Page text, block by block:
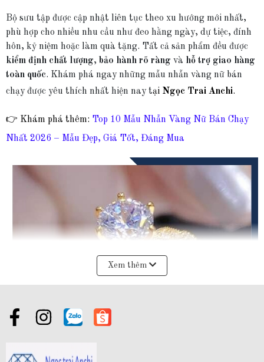
Bộ sưu tập được cập nhật liên tục theo xu hướng mới nhất,
phù hợp cho nhiều nhu cầu như đeo hằng ngày, dự tiệc, đính
hôn, kỷ niệm hoặc làm quà tặng. Tất cả sản phẩm đều được
kiểm định chất lượng, bảo hành rõ ràng và hỗ trợ giao hàng
toàn quốc. Khám phá ngay những mẫu nhẫn vàng nữ bán
chạy được yêu thích nhất hiện nay tại Ngọc Trai Anchi.
👉 Khám phá thêm: Top 10 Mẫu Nhẫn Vàng Nữ Bán Chạy
Nhất 2026 – Mẫu Đẹp, Giá Tốt, Đáng Mua
Xem thêm